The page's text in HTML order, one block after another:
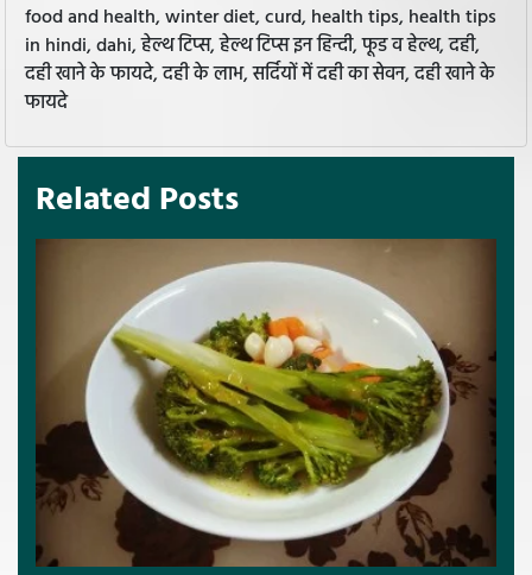
food and health, winter diet, curd, health tips, health tips
in hindi, dahi, हेल्थ टिप्स, हेल्थ टिप्स इन हिन्दी, फूड व हेल्थ, दही,
दही खाने के फायदे, दही के लाभ, सर्दियों में दही का सेवन, दही खाने के
फायदे
Related Posts